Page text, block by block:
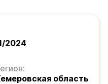
2024
область